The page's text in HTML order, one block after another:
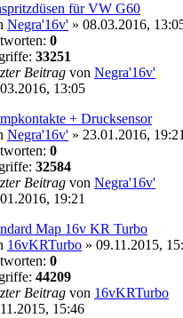
für VW G60
Negra'16v' » 08.03.2016,
0
33251
Beitrag von Negra'16v'
13:05
+ Drucksensor
Negra'16v' » 23.01.2016, 19:21
0
32584
Beitrag von Negra'16v'
19:21
Map 16v KR Turbo
16vKRTurbo » 09.11.2015,
0
44209
Beitrag von 16vKRTurbo
15:46